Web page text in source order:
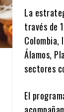
La
través de
Colombia,
Álamos,
sectores
El